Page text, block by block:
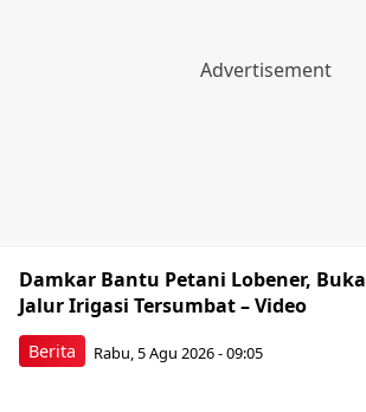
Berita
Damkar Bantu Petani Lobener, Buka
Jalur Irigasi Tersumbat – Video
Rabu, 5 Agu 2026 - 09:05